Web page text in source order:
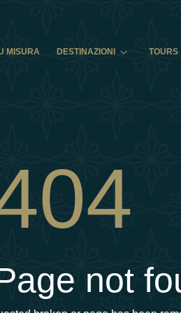
MISURA
DESTINAZIONI TOURS
not